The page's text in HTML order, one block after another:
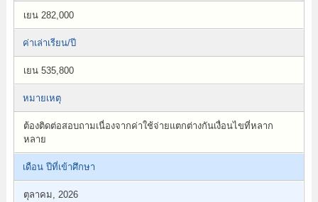
เยน 282,000
ค่าเล่าเรียน/ปี
เยน 535,800
หมายเหตุ
ต้องติดต่อสอบถามเนื่องจากค่าใช้จ่ายแตกต่างกันเงื่อนไขที่หลาก
หลาย
เดือน ปีที่เข้าศึกษา
ตุลาคม, 2026